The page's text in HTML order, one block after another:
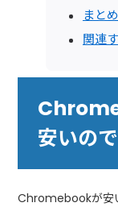
まとめ
関連
安いの
Chromebookが安